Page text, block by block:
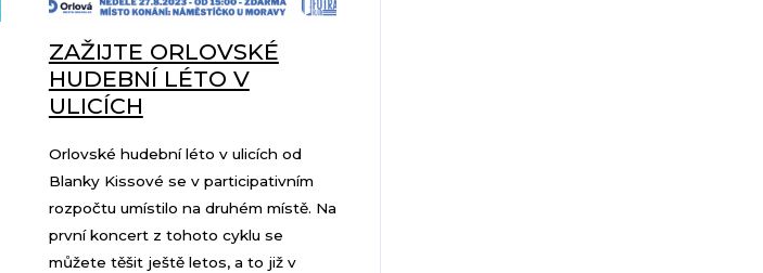
ZAŽIJTE ORLOVSKÉ
HUDEBNÍ LÉTO V
ULICÍCH
Orlovské hudební léto v ulicích od
Blanky Kissové se v participativním
rozpočtu umístilo na druhém místě. Na
první koncert z tohoto cyklu se
můžete těšit ještě letos, a to již v